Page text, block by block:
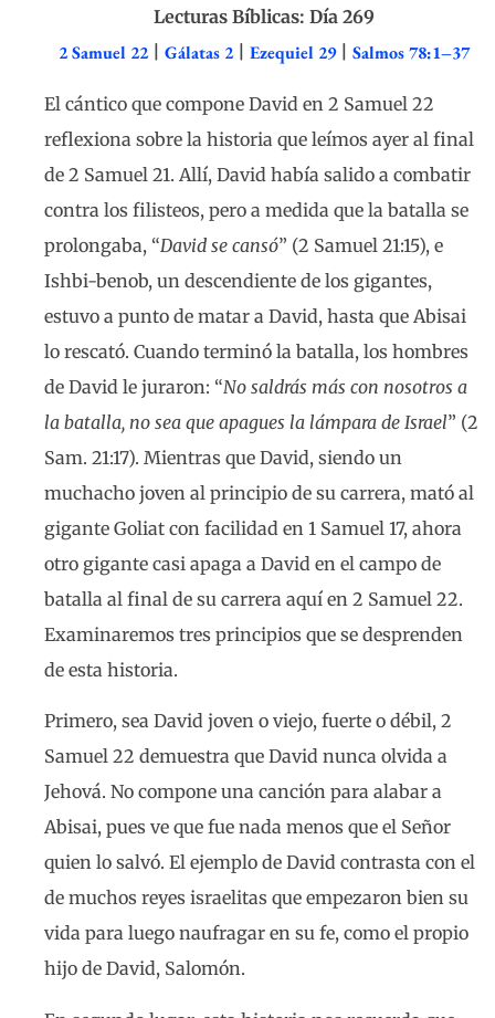
Lecturas Bíblicas: Día 269
2 Samuel 22| Gálatas 2| Ezequiel 29| Salmos 78:1–37
El cántico que compone David en 2 Samuel 22
reflexiona sobre la historia que leímos ayer al final
de 2 Samuel 21. Allí, David había salido a combatir
contra los filisteos, pero a medida que la batalla se
prolongaba, “David se cansó” (2 Samuel 21:15), e
Ishbi-benob, un descendiente de los gigantes,
estuvo a punto de matar a David, hasta que Abisai
lo rescató. Cuando terminó la batalla, los hombres
de David le juraron: “No saldrás más con nosotros a
la batalla, no sea que apagues la lámpara de Israel” (2
Sam. 21:17). Mientras que David, siendo un
muchacho joven al principio de su carrera, mató al
gigante Goliat con facilidad en 1 Samuel 17, ahora
otro gigante casi apaga a David en el campo de
batalla al final de su carrera aquí en 2 Samuel 22.
Examinaremos tres principios que se desprenden
de esta historia.
Primero, sea David joven o viejo, fuerte o débil, 2
Samuel 22 demuestra que David nunca olvida a
Jehová. No compone una canción para alabar a
Abisai, pues ve que fue nada menos que el Señor
quien lo salvó. El ejemplo de David contrasta con el
de muchos reyes israelitas que empezaron bien su
vida para luego naufragar en su fe, como el propio
hijo de David, Salomón.